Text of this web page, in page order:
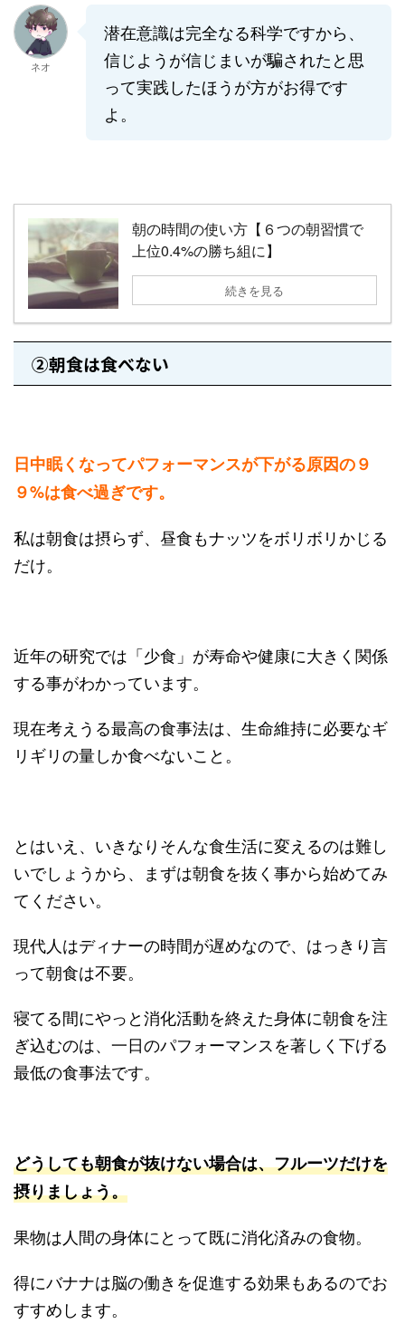
ネオ
潜在意識は完全なる科学ですから、
信じようが信じまいが騙されたと思
って実践したほうが方がお得です
よ。
朝の時間の使い方【６つの朝習慣で
上位0.4%の勝ち組に】
続きを見る
②朝食は食べない
日中眠くなってパフォーマンスが下がる原因の９
９%は食べ過ぎです。
私は朝食は摂らず、昼食もナッツをボリボリかじる
だけ。
近年の研究では「少食」が寿命や健康に大きく関係
する事がわかっています。
現在考えうる最高の食事法は、生命維持に必要なギ
リギリの量しか食べないこと。
とはいえ、いきなりそんな食生活に変えるのは難し
いでしょうから、まずは朝食を抜く事から始めてみ
てください。
現代人はディナーの時間が遅めなので、はっきり言
って朝食は不要。
寝てる間にやっと消化活動を終えた身体に朝食を注
ぎ込むのは、一日のパフォーマンスを著しく下げる
最低の食事法です。
どうしても朝食が抜けない場合は、フルーツだけを
摂りましょう。
果物は人間の身体にとって既に消化済みの食物。
得にバナナは脳の働きを促進する効果もあるのでお
すすめします。